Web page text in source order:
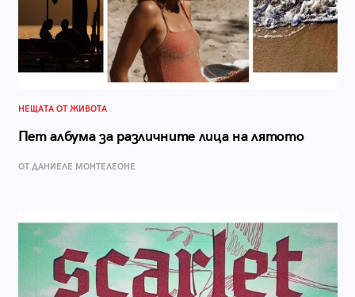
НЕЩАТА ОТ ЖИВОТА
Пет албума за различните лица на лятото
ОТ ДАНИЕЛЕ МОНТЕЛЕОНЕ